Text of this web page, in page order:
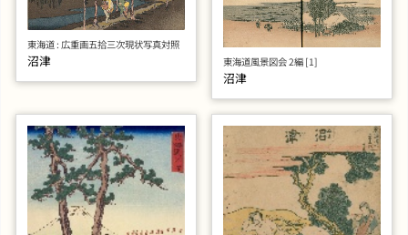
東海道 : 広重画五拾三次現状写真対照
沼津 東海道風景図会 2編 [1]
沼津